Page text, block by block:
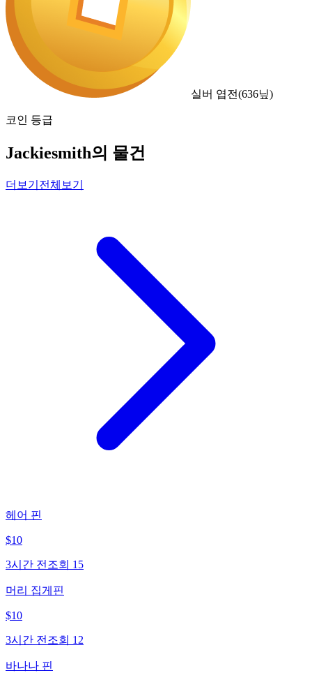
실버 엽전(636닢)
코인 등급
Jackiesmith의 물건
더보기 전체보기
헤어 핀
$10
3시간 전 조회 15
머리 집게핀
$10
3시간 전 조회 12
바나나 핀